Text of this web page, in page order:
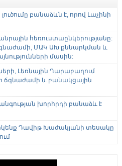
բանաձևն է, որով Լաչինի
հեռուստաընկերությանը:
ՄԱԿ ԱԽ քննարկման և
մասին:
Լեռնային Ղարաբաղում
և բանակցային
խորհրդի բանաձև է
Դավիթ Խաժակյանի տեսակը